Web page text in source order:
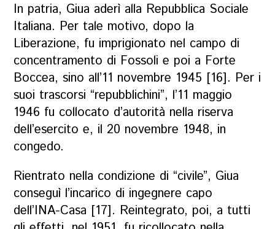
In patria, Giua aderì alla Repubblica Sociale
Italiana. Per tale motivo, dopo la
Liberazione, fu imprigionato nel campo di
concentramento di Fossoli e poi a Forte
Boccea, sino all’11 novembre 1945 [16]. Per i
suoi trascorsi “repubblichini”, l’11 maggio
1946 fu collocato d’autorità nella riserva
dell’esercito e, il 20 novembre 1948, in
congedo.
Rientrato nella condizione di “civile”, Giua
conseguì l’incarico di ingegnere capo
dell’INA-Casa [17]. Reintegrato, poi, a tutti